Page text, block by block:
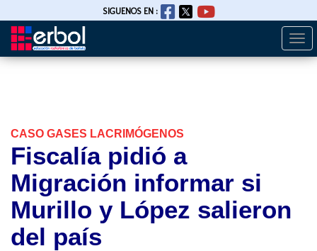
Pasar
SIGUENOS EN :
CASO GASES LACRIMÓGENOS
Fiscalía pidió a
Migración informar si
Murillo y López salieron
del país